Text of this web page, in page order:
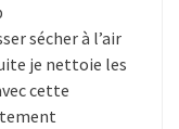
sécher à l’air
je nettoie les
cette